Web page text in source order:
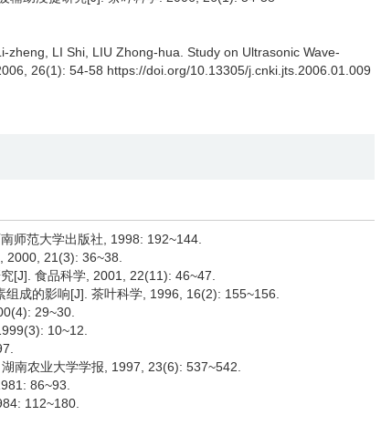
zheng, LI Shi, LIU Zhong-hua. Study on Ultrasonic Wave-
26(1): 54-58 https://doi.org/10.13305/j.cnki.jts.2006.01.009
师范大学出版社, 1998: 192~144.
2000, 21(3): 36~38.
[J]. 食品科学, 2001, 22(11): 46~47.
成的影响[J]. 茶叶科学, 1996, 16(2): 155~156.
29~30.
10~12.
南农业大学学报, 1997, 23(6): 537~542.
86~93.
112~180.